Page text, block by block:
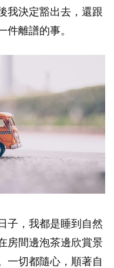
我決定豁出去，還跟
件離譜的事。
子，我都是睡到自然
房間邊泡茶邊欣賞景
一切都隨心，順著自